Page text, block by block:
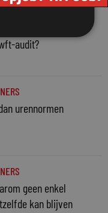
audit?
urennormen
geen enkel
kan blijven